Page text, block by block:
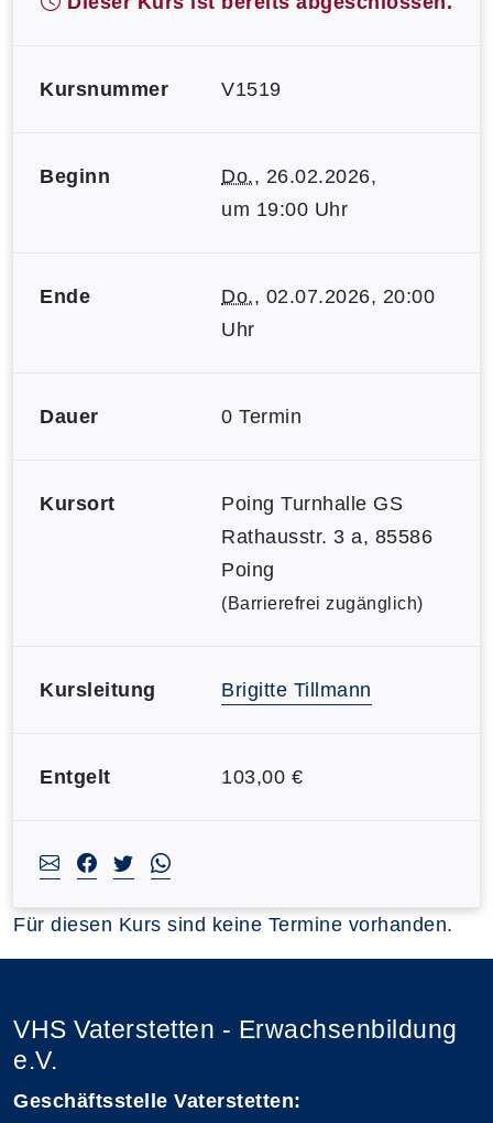
Kursnummer V1519
Beginn Do., 26.02.2026,
um 19:00 Uhr
Ende Do., 02.07.2026, 20:00
Uhr
Dauer 0 Termin
Kursort
Poing Turnhalle GS
Rathausstr. 3 a, 85586
Poing
(Barrierefrei zugänglich)
Kursleitung Brigitte Tillmann
Entgelt 103,00 €
Für diesen Kurs sind keine Termine vorhanden.
VHS Vaterstetten - Erwachsenbildung
e.V.
Geschäftsstelle Vaterstetten: